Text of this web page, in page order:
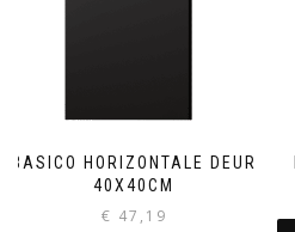
BASICO HORIZONTALE DEUR
40X40CM
€ 47,19